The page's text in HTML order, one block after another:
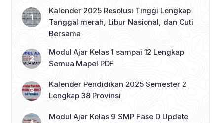
Kalender 2025 Resolusi Tinggi Lengkap
Tanggal merah, Libur Nasional, dan Cuti
Bersama
Modul Ajar Kelas 1 sampai 12 Lengkap
Semua Mapel PDF
Kalender Pendidikan 2025 Semester 2
Lengkap 38 Provinsi
Modul Ajar Kelas 9 SMP Fase D Update